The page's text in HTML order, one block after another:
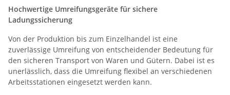
Hochwertige Umreifungsgeräte für sichere
Ladungssicherung
Von der Produktion bis zum Einzelhandel ist eine
zuverlässige Umreifung von entscheidender Bedeutung für
den sicheren Transport von Waren und Gütern. Dabei ist es
unerlässlich, dass die Umreifung flexibel an verschiedenen
Arbeitsstationen eingesetzt werden kann.